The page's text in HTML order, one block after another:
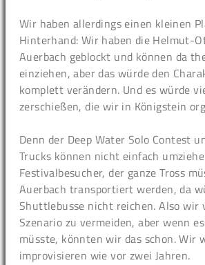
Wir haben allerdings einen kleinen
Hinterhand: Wir haben die Helmut-
Auerbach geblockt und können da
einziehen, aber das würde den
komplett verändern. Und es würde
zerschießen, die wir in Königstein
Denn der Deep Water Solo Contest
Trucks können nicht einfach
Festivalbesucher, der ganze Tross
Auerbach transportiert werden, da
Shuttlebusse nicht reichen. Also wir
Szenario zu vermeiden, aber wenn
müsste, könnten wir das schon. Wir
improvisieren wie vor zwei Jahren.